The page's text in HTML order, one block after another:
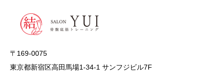
〒169-0075
東京都新宿区高田馬場1-34-1 サンフジビル7F